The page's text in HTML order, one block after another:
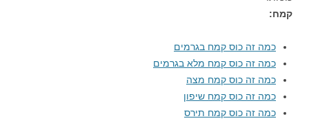
קמח:
כמה זה כוס קמח בגרמים
כמה זה כוס קמח מלא בגרמים
כמה זה כוס קמח מצה
כמה זה כוס קמח שיפון
כמה זה כוס קמח תירס